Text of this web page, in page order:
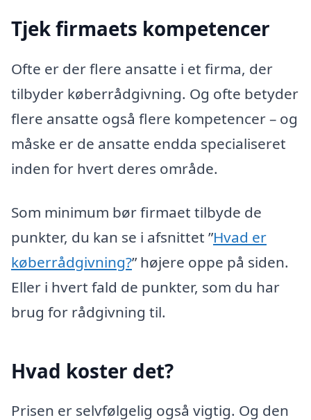
Tjek firmaets kompetencer
Ofte er der flere ansatte i et firma, der
tilbyder køberrådgivning. Og ofte betyder
flere ansatte også flere kompetencer – og
måske er de ansatte endda specialiseret
inden for hvert deres område.
Som minimum bør firmaet tilbyde de
punkter, du kan se i afsnittet ”Hvad er
køberrådgivning?” højere oppe på siden.
Eller i hvert fald de punkter, som du har
brug for rådgivning til.
Hvad koster det?
Prisen er selvfølgelig også vigtig. Og den